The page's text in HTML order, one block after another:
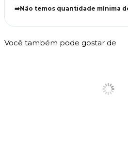
➡️Não temos quantidade mínima
Você também pode gostar de